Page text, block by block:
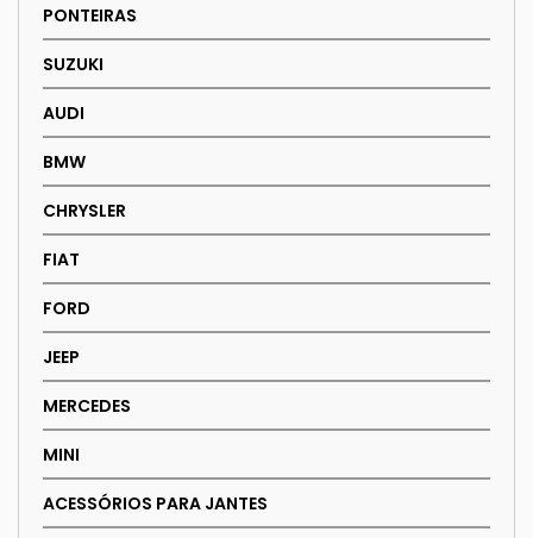
PONTEIRAS
SUZUKI
AUDI
BMW
CHRYSLER
FIAT
FORD
JEEP
MERCEDES
MINI
ACESSÓRIOS PARA JANTES